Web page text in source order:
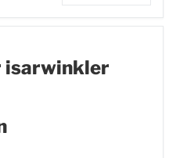
isarwinkler